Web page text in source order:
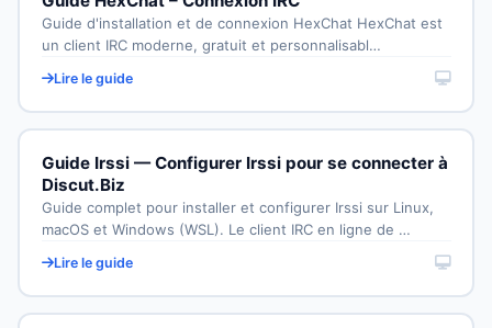
Guide d'installation et de connexion HexChat HexChat est
un client IRC moderne, gratuit et personnalisabl…
Lire le guide
Guide Irssi — Configurer Irssi pour se connecter à
Discut.Biz
Guide complet pour installer et configurer Irssi sur Linux,
macOS et Windows (WSL). Le client IRC en ligne de …
Lire le guide